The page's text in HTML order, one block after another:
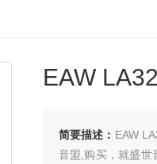
EAW
简要描述： EAW
音盟,购买，就盛世